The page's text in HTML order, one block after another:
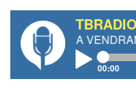
TBRADIO
VENDRAME,
00:00